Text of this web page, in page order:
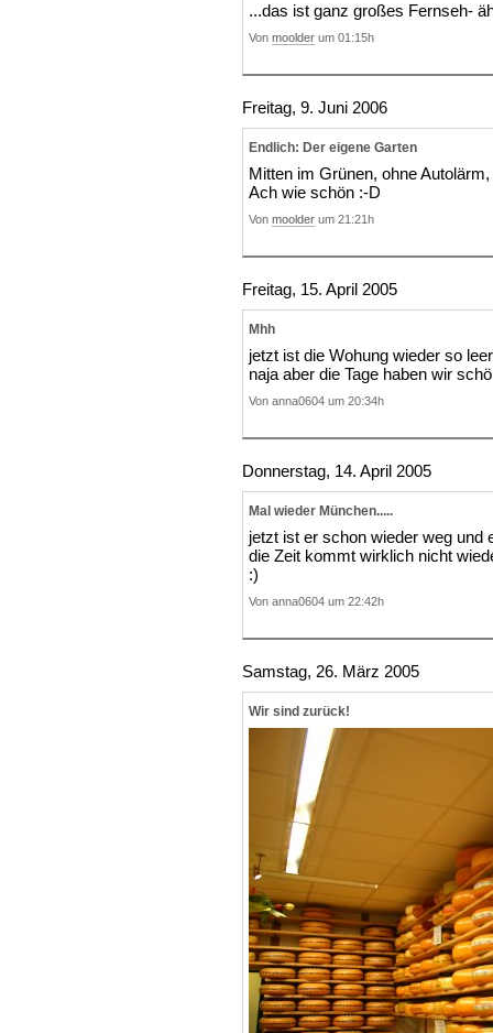
...das ist ganz großes Fernseh-
Von moolder um 01:15h
Freitag, 9. Juni 2006
Endlich: Der eigene Garten
Mitten im Grünen, ohne
Ach wie schön :-D
Von moolder um 21:21h
Freitag, 15. April 2005
Mhh
jetzt ist die Wohung wieder so
naja aber die Tage haben wir
Von anna0604 um 20:34h
Donnerstag, 14. April 2005
Mal wieder München.....
jetzt ist er schon wieder weg und
die Zeit kommt wirklich nicht
:)
Von anna0604 um 22:42h
Samstag, 26. März 2005
Wir sind zurück!